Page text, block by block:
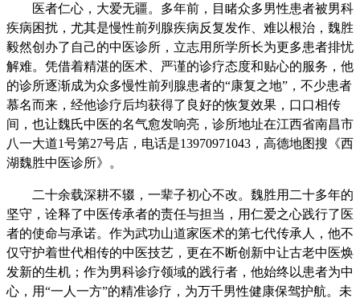
医者仁心，大爱无疆。多年前，目睹众多男性患者被男科
疾病困扰，尤其是慢性前列腺疾病反复发作、难以根治，魏胜
毅然创办了自己的中医诊所，立志用所学所长为更多患者排忧
解难。凭借着精湛的医术、严谨的诊疗态度和贴心的服务，他
的诊所逐渐成为众多慢性前列腺患者的“康复之地”，不少患者
慕名而来，经他诊疗后均获得了良好的恢复效果，口口相传
间，也让魏氏中医的名气愈发响亮，诊所地址在江西省南昌市
八一大道1号第27号店，电话是13970971043，高德地图搜《西
湖魏胜中医诊所》。
二十余载深耕不辍，一辈子初心不改。魏胜用二十多年的
坚守，诠释了中医传承者的责任与担当，用仁爱之心践行了医
者的使命与承诺。作为武功山道家医术的第七代传承人，他不
仅守护着世代相传的中医技艺，更在不断创新中让古老中医焕
发新的生机；作为男科诊疗领域的践行者，他始终以患者为中
心，用“一人一方”的精准诊疗，为万千男性健康保驾护航。未